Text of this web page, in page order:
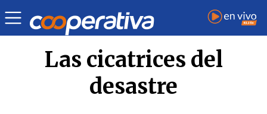
Opinión | Liliana Cortés Rojas
Las cicatrices del
desastre